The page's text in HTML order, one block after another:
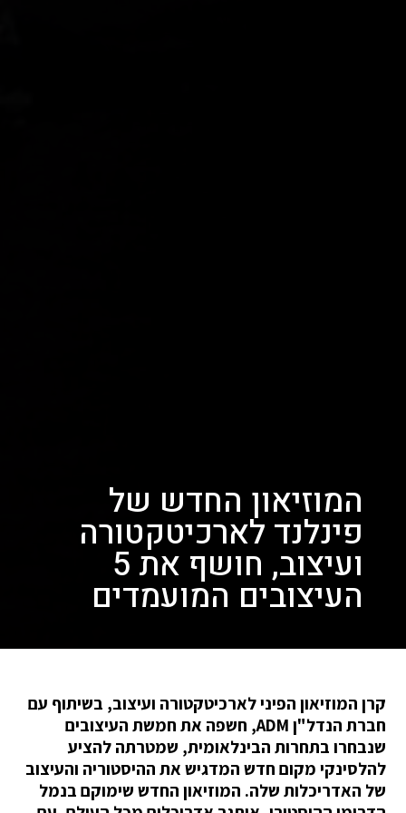
המוזיאון החדש של
פינלנד לארכיטקטורה
ועיצוב, חושף את 5
העיצובים המועמדים
קרן המוזיאון הפיני לארכיטקטורה ועיצוב, בשיתוף עם
חברת הנדל"ן ADM, חשפה את חמשת העיצובים
שנבחרו בתחרות הבינלאומית, שמטרתה להציע
להלסינקי מקום חדש המדגיש את ההיסטוריה והעיצוב
של האדריכלות שלה. המוזיאון החדש שימוקם בנמל